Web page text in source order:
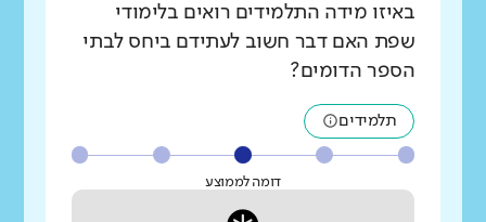
באיזו מידה התלמידים רואים בלימודי
שפת האם דבר חשוב לעתידם ביחס לבתי
הספר הדומים?
תלמידים
דומה לממוצע